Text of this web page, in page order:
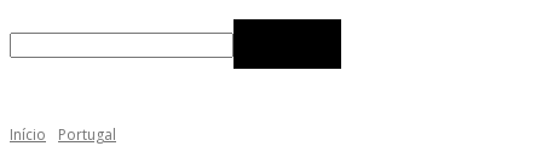
Início Portugal